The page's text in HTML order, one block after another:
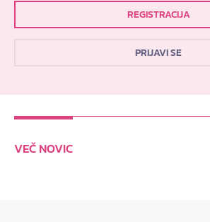
REGISTRACIJA
PRIJAVI SE
VEČ NOVIC